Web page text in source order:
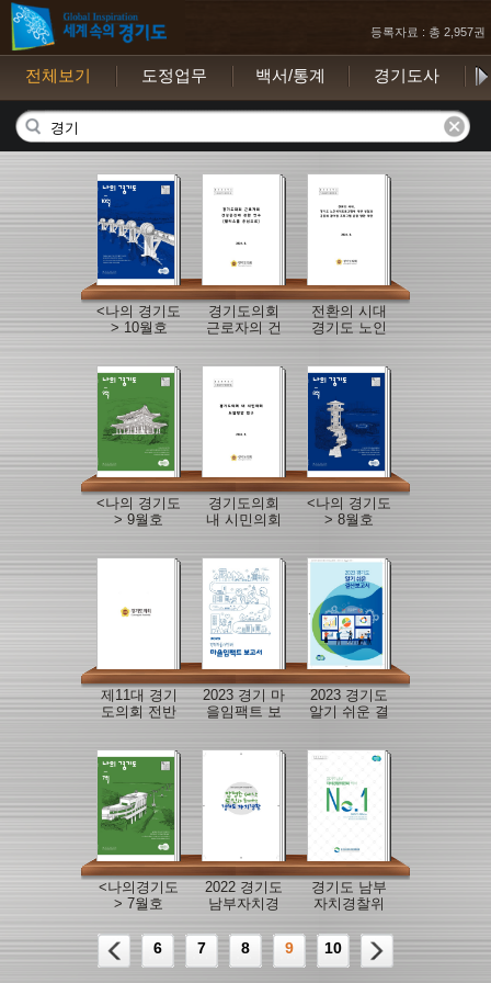
등록자료 : 총 2,957권
전체보기 도정업무 백서/통계 경기도사
<나의 경기도
> 10월호
경기도의회
근로자의 건
전환의 시대
경기도 노인
찰과 공동체
참여형 프로
그램과 운영
방안 제안
<나의 경기도
> 9월호
경기도의회
내 시민의회
<나의 경기도
> 8월호
제11대 경기
도의회 전반
2023 경기 마
을임팩트 보
2023 경기도
알기 쉬운 결
<나의경기도
> 7월호
2022 경기도
남부자치경
서
경기도 남부
자치경찰위
6 7 8 9 10